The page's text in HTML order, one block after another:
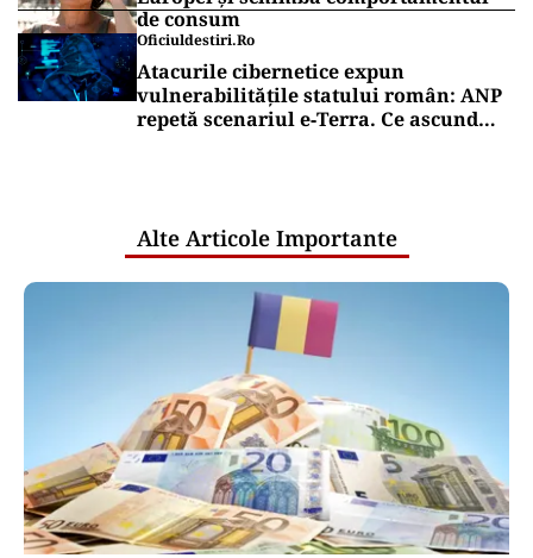
de consum
Oficiuldestiri.ro
Atacurile cibernetice expun
vulnerabilitățile statului român: ANP
repetă scenariul e‑Terra. Ce ascund
Alte Articole Importante